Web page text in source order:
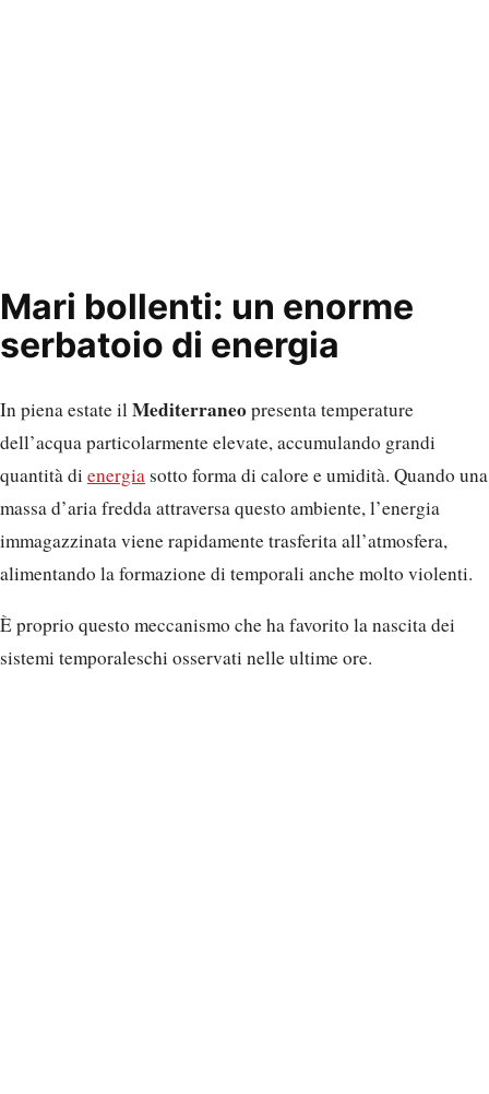
Mari bollenti: un enorme
serbatoio di energia
In piena estate ilMediterraneopresenta temperature
dell’acqua particolarmente elevate, accumulando grandi
quantità di energiasotto forma di calore e umidità. Quando una
massa d’aria fredda attraversa questo ambiente, l’energia
immagazzinata viene rapidamente trasferita all’atmosfera,
alimentando la formazione di temporali anche molto violenti.
È proprio questo meccanismo che ha favorito la nascita dei
sistemi temporaleschi osservati nelle ultime ore.